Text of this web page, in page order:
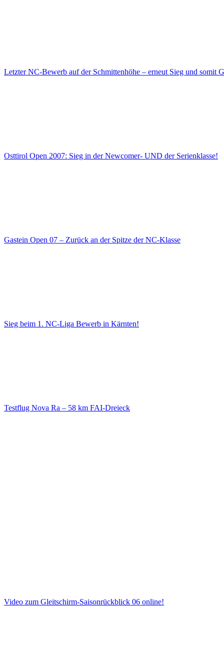
Letzter NC-Bewerb auf der Schmittenhöhe – erneut Sieg und somit
Osttirol Open 2007: Sieg in der Newcomer- UND der Serienklasse!
Gastein Open 07 – Zurück an der Spitze der NC-Klasse
Sieg beim 1. NC-Liga Bewerb in Kärnten!
Testflug Nova Ra – 58 km FAI-Dreieck
Video zum Gleitschirm-Saisonrückblick 06 online!